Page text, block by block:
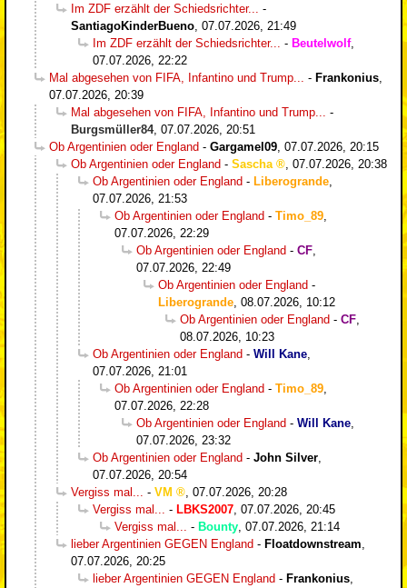
Im ZDF erzählt der Schiedsrichter... -
SantiagoKinderBueno, 07.07.2026, 21:49
Im ZDF erzählt der Schiedsrichter... - Beutelwolf,
07.07.2026, 22:22
Mal abgesehen von FIFA, Infantino und Trump... - Frankonius,
07.07.2026, 20:39
Mal abgesehen von FIFA, Infantino und Trump... -
Burgsmüller84, 07.07.2026, 20:51
Ob Argentinien oder England - Gargamel09, 07.07.2026, 20:15
Ob Argentinien oder England - Sascha , 07.07.2026, 20:38
Ob Argentinien oder England - Liberogrande,
07.07.2026, 21:53
Ob Argentinien oder England - Timo_89,
07.07.2026, 22:29
Ob Argentinien oder England - CF,
07.07.2026, 22:49
Ob Argentinien oder England -
Liberogrande, 08.07.2026, 10:12
Ob Argentinien oder England - CF,
08.07.2026, 10:23
Ob Argentinien oder England - Will Kane,
07.07.2026, 21:01
Ob Argentinien oder England - Timo_89,
07.07.2026, 22:28
Ob Argentinien oder England - Will Kane,
07.07.2026, 23:32
Ob Argentinien oder England - John Silver,
07.07.2026, 20:54
Vergiss mal... - VM , 07.07.2026, 20:28
Vergiss mal... - LBKS2007, 07.07.2026, 20:45
Vergiss mal... - Bounty, 07.07.2026, 21:14
lieber Argentinien GEGEN England - Floatdownstream,
07.07.2026, 20:25
lieber Argentinien GEGEN England - Frankonius,